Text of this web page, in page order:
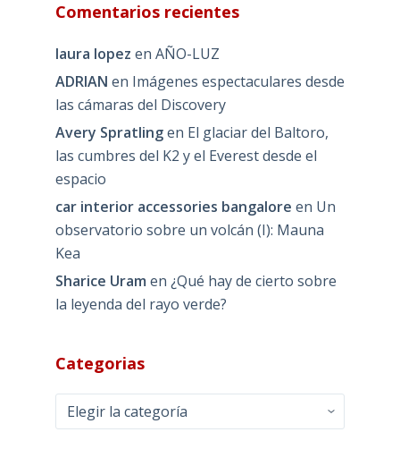
Comentarios recientes
laura lopez en AÑO-LUZ
ADRIAN en Imágenes espectaculares desde
las cámaras del Discovery
Avery Spratlingen El glaciar del Baltoro,
las cumbres del K2 y el Everest desde el
espacio
car interior accessories bangalore en Un
observatorio sobre un volcán (I): Mauna
Kea
Sharice Uram en ¿Qué hay de cierto sobre
la leyenda del rayo verde?
Categorias
Categorias